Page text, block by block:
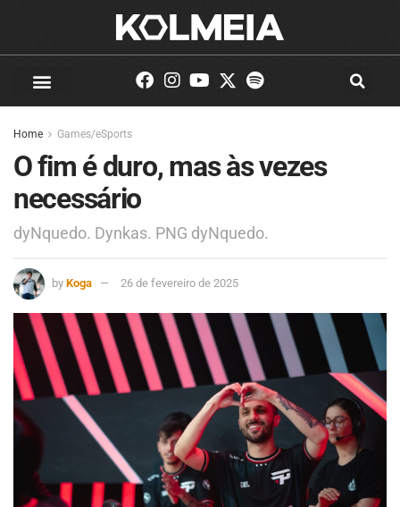
Home Games/eSports
O fim é duro, mas às vezes
necessário
dyNquedo. Dynkas. PNG dyNquedo.
by Koga 26 de fevereiro de 2025